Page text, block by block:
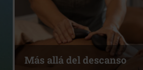
Más allá del descanso